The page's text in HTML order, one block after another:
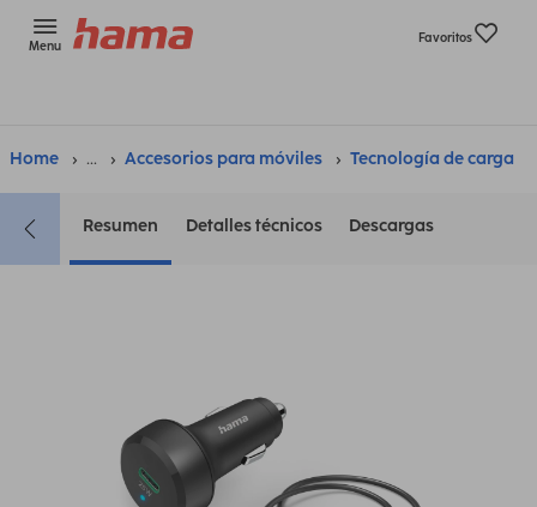
Menu
Favoritos
Home ... Accesorios para móviles Tecnología de carga
Resumen Detalles técnicos Descargas